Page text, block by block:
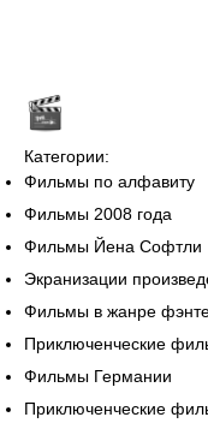
Категории:
Фильмы по алфавиту
Фильмы 2008 года
Фильмы Йена Софтли
Экранизации
Фильмы в жанре
Приключенческие
Фильмы Германии
Приключенческие